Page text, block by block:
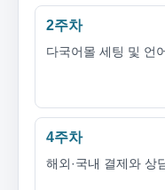
2주차
다국어몰 세팅 및 언
4주차
해외·국내 결제와 상